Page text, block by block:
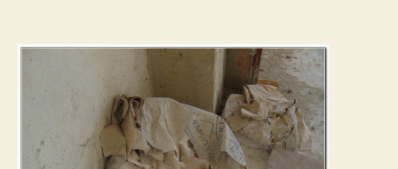
cz-
snv8427500050